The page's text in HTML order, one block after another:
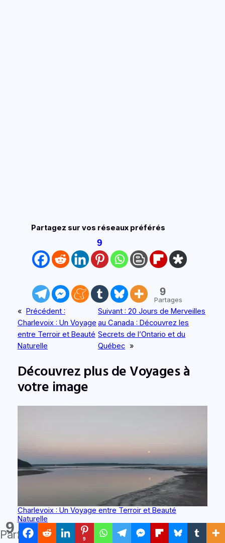
Partagez sur vos réseaux préférés
9
9
Partages
9
Partages 9
« Précédent :
Charlevoix : Un Voyage
entre Terroir et Beauté
Naturelle
Suivant : 20 Jours de Merveilles
au Canada : Découvrez les
Secrets de l’Ontario et du
Québec »
Découvrez plus de Voyages à
votre image
Charlevoix : Un Voyage entre Terroir et Beauté
Naturelle
Date
6 décembre 2024